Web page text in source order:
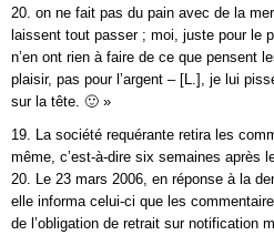
20. on ne fait pas du pain avec de la
laissent tout passer ; moi, juste pour le
n’en ont rien à faire de ce que pensent
plaisir, pas pour l’argent – [L.], je lui
sur la tête. 🙂 »
19. La société requérante retira les
même, c’est-à-dire six semaines après
20. Le 23 mars 2006, en réponse à la
elle informa celui-ci que les
de l’obligation de retrait sur notification